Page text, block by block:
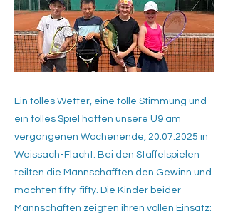
Ein tolles Wetter, eine tolle Stimmung und
ein tolles Spiel hatten unsere U9 am
vergangenen Wochenende, 20.07.2025 in
Weissach-Flacht. Bei den Staffelspielen
teilten die Mannschafften den Gewinn und
machten fifty-fifty. Die Kinder beider
Mannschaften zeigten ihren vollen Einsatz: